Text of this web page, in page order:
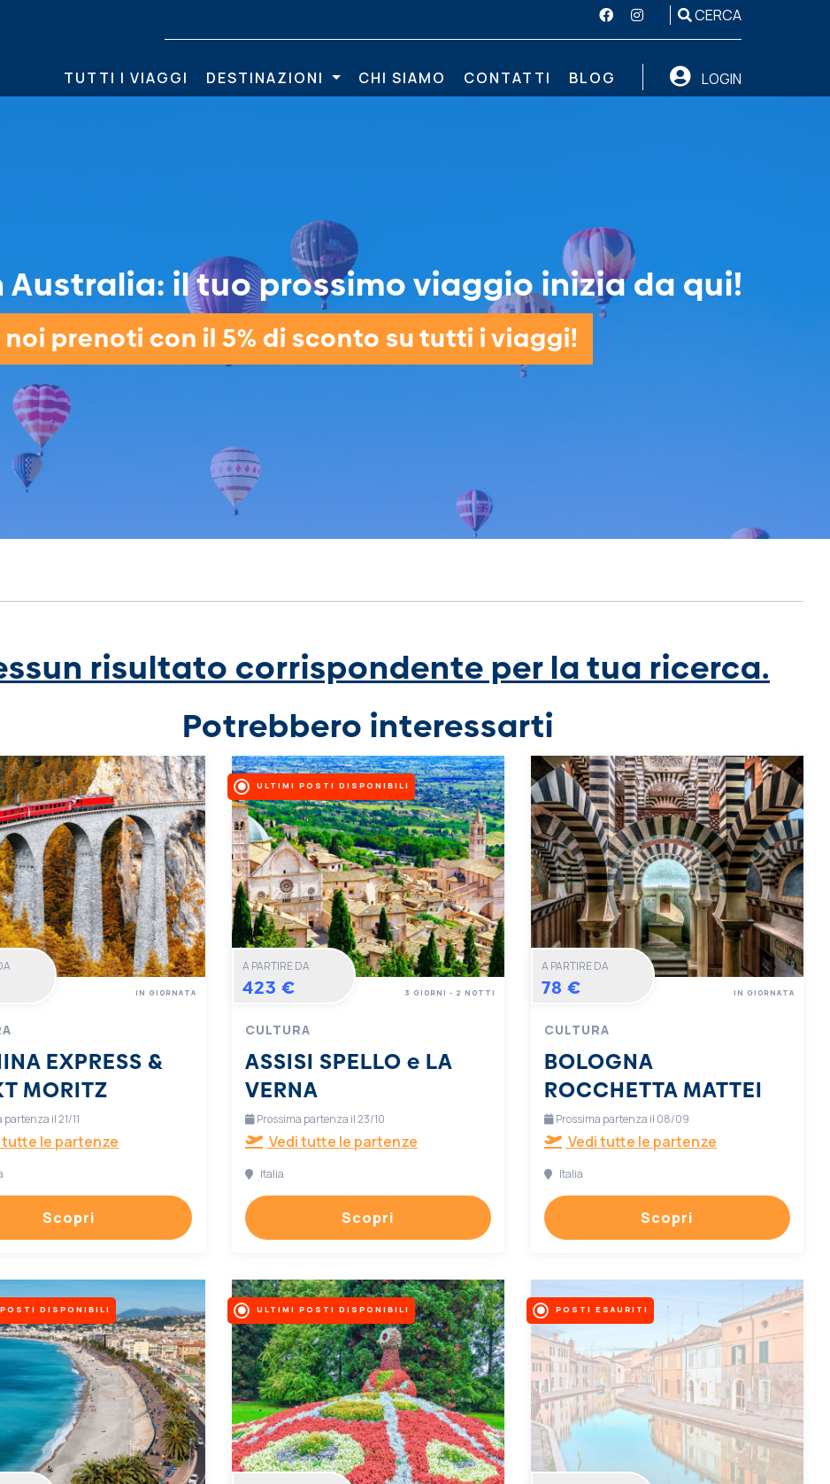
CERCA
TUTTI I VIAGGI DESTINAZIONI CHI SIAMO CONTATTI BLOG LOGIN
Australia: il tuo prossimo viaggio inizia da qui!
noi prenoti con il 5% di sconto su tutti i viaggi!
risultato corrispondente per la tua ricerca.
Potrebbero interessarti
EXPRESS &
MORITZ
IN GIORNATA
partenza il 21/11
tutte le partenze
Scopri
ULTIMI POSTI DISPONIBILI
A PARTIRE DA
423 €
CULTURA
ASSISI SPELLO e LA
VERNA
3 GIORNI - 2 NOTTI
Prossima partenza il 23/10
Vedi tutte le partenze
Italia
Scopri
A PARTIRE DA
78 €
CULTURA
BOLOGNA
ROCCHETTA MATTEI
IN GIORNATA
Prossima partenza il 08/09
Vedi tutte le partenze
Italia
Scopri
DISPONIBILI ULTIMI POSTI DISPONIBILI POSTI ESAURITI